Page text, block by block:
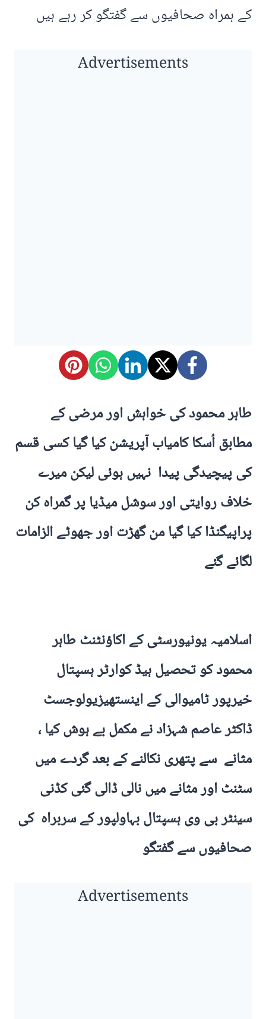
کے ہمراہ صحافیوں سے گفتگو کر رہے ہیں
Advertisements
طاہر محمود کی خواہش اور مرضی کے
مطابق اُسکا کامیاب آپریشن کیا گیا کسی قسم
کی پیچیدگی پیدا نہیں ہوئی لیکن میرے
خلاف روایتی اور سوشل میڈیا پر گمراہ کن
پراپیگنڈا کیا گیا من گھڑت اور جھوٹے الزامات
لگائے گئے
اسلامیہ یونیورسٹی کے اکاؤنٹنٹ طاہر
محمود کو تحصیل ہیڈ کوارٹر ہسپتال
خیرپور ٹامیوالی کے اینستھیزیولوجسٹ
ڈاکٹر عاصم شہزاد نے مکمل بے ہوش کیا ،
مثانے سے پتھری نکالنے کے بعد گردے میں
سٹنٹ اور مثانے میں نالی ڈالی گئی کڈنی
سینٹر بی وی ہسپتال بہاولپور کے سربراہ کی
صحافیوں سے گفتگو
Advertisements